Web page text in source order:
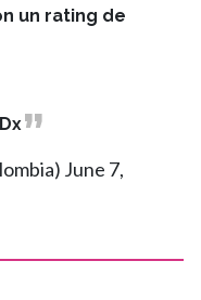
un rating de
June 7,